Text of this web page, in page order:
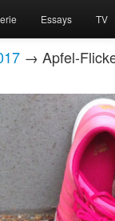
Essays TV
→ Apfel-